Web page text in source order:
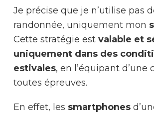
Je précise que je n’utilise pas
randonnée, uniquement mon
Cette stratégie est valable et
uniquement dans des
estivales, en l’équipant d’une
toutes épreuves.
En effet, les smartphones